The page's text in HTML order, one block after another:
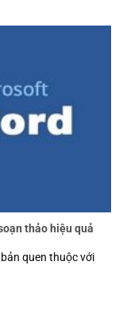
thảo hiệu quả
quen thuộc với